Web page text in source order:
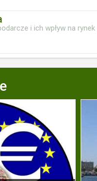
i ich wpływ na rynek